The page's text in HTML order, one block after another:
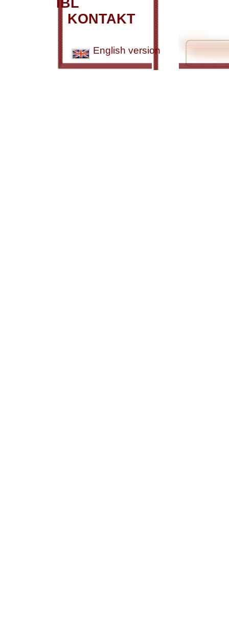
IBL
KONTAKT
English version